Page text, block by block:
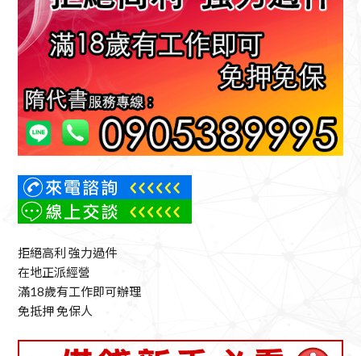
拒絕高利 強力過件
在地正派經營
滿18歲有工作即可辦理
免抵押 免保人